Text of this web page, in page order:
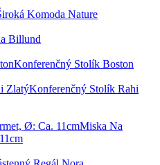
Komoda Nature
Billund
Konferenčný Stolík Boston
Konferenčný Stolík Rahi
Miska Na